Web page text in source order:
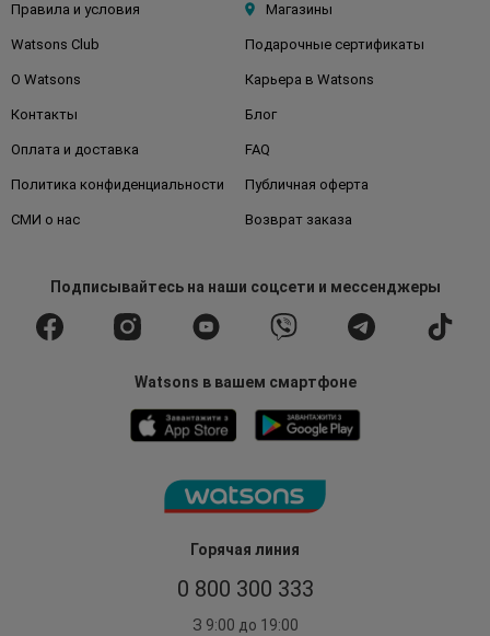
Горячая линия
0 800 300 333
З 9:00 до 19:00
Правила и условия Магазины
Watsons Club Подарочные сертификаты
О Watsons Карьера в Watsons
Контакты Блог
Оплата и доставка FAQ
Политика конфиденциальности Публичная оферта
СМИ о нас Возврат заказа
Подписывайтесьна наши соцсети и мессенджеры
Watsons в вашем смартфоне